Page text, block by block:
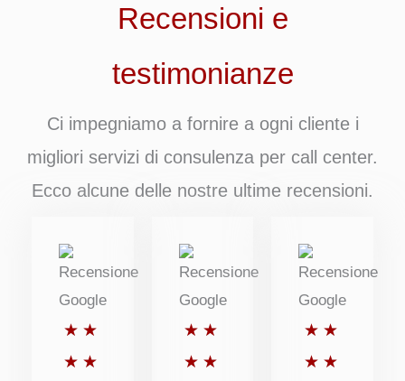
Recensioni e
testimonianze
Ci impegniamo a fornire a ogni cliente i
migliori servizi di consulenza per call center.
Ecco alcune delle nostre ultime recensioni.
★ ★
★ ★
Valutato
5
★ ★
★ ★
Valutato
5
★ ★
★ ★
Valutato
5